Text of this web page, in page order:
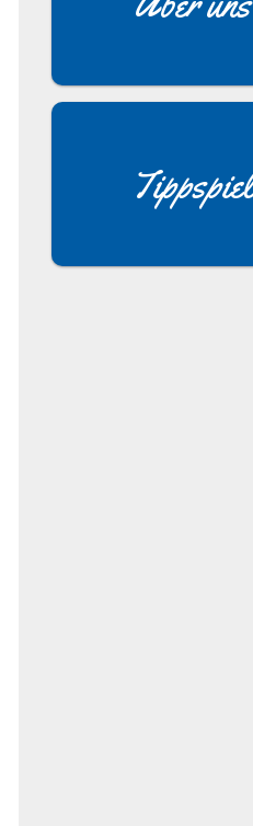
Tippspiel